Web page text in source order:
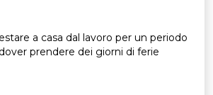
a casa dal lavoro per un periodo
prendere dei giorni di ferie